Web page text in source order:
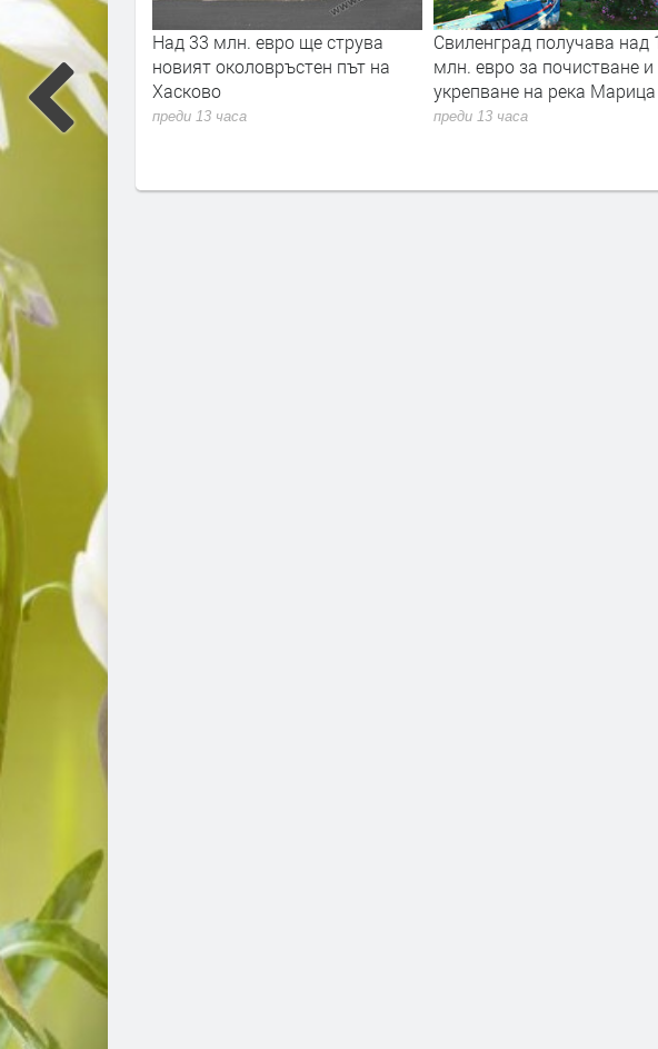
ще струва
път на
Свиленград получава над 1,1
млн. евро за почистване и
укрепване на река Марица
преди 13 часа
Съдът в Хасково остави в
ареста турски гражданин с
присъда за сексуално
над дете и нощно